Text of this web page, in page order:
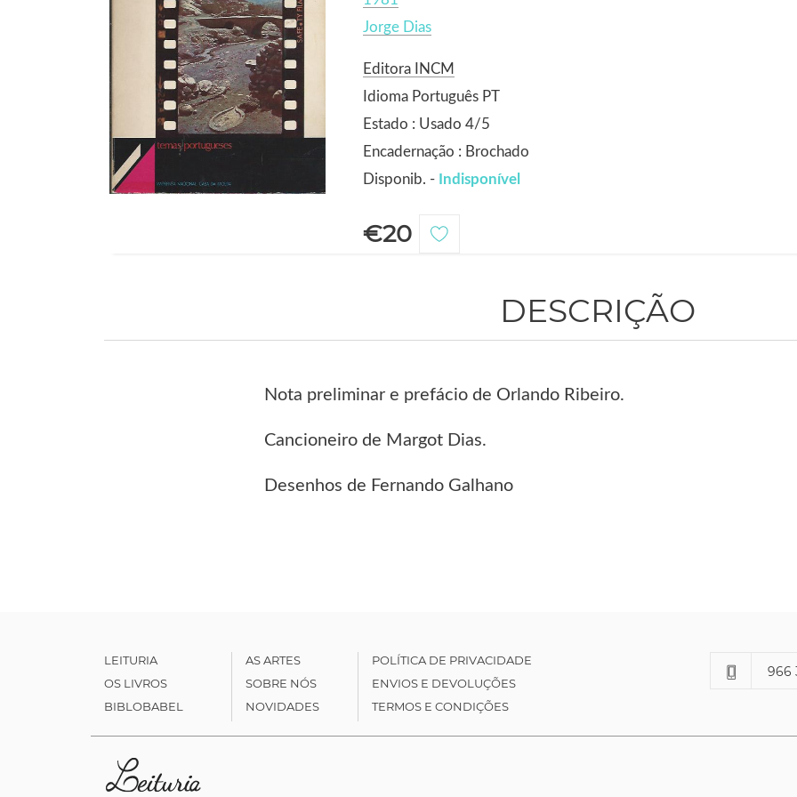
Jorge Dias
Editora INCM
Idioma Português PT
Estado : Usado 4/5
Encadernação : Brochado
Disponib. - Indisponível
€20
DESCRIÇÃO
Nota preliminar e prefácio de Orlando Ribeiro.
Cancioneiro de Margot Dias.
Desenhos de Fernando Galhano
LEITURIA
OS LIVROS
BIBLOBABEL
AS ARTES
SOBRE NÓS
NOVIDADES
POLÍTICA DE PRIVACIDADE
ENVIOS E DEVOLUÇÕES
TERMOS E CONDIÇÕES
966